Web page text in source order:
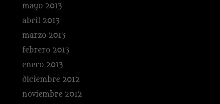
mayo 2013
abril 2013
marzo 2013
febrero 2013
enero 2013
diciembre 2012
noviembre 2012